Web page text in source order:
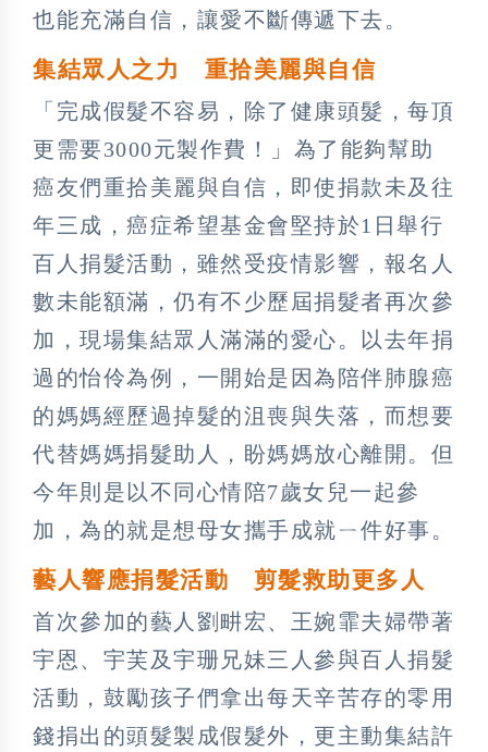
也能充滿自信，讓愛不斷傳遞下去。
集結眾人之力 重拾美麗與自信
「完成假髮不容易，除了健康頭髮，每頂
更需要3000元製作費！」為了能夠幫助
癌友們重拾美麗與自信，即使捐款未及往
年三成，癌症希望基金會堅持於1日舉行
百人捐髮活動，雖然受疫情影響，報名人
數未能額滿，仍有不少歷屆捐髮者再次參
加，現場集結眾人滿滿的愛心。以去年捐
過的怡伶為例，一開始是因為陪伴肺腺癌
的媽媽經歷過掉髮的沮喪與失落，而想要
代替媽媽捐髮助人，盼媽媽放心離開。但
今年則是以不同心情陪7歲女兒一起參
加，為的就是想母女攜手成就ㄧ件好事。
藝人響應捐髮活動 剪髮救助更多人
首次參加的藝人劉畊宏、王婉霏夫婦帶著
宇恩、宇芙及宇珊兄妹三人參與百人捐髮
活動，鼓勵孩子們拿出每天辛苦存的零用
錢捐出的頭髮製成假髮外，更主動集結許